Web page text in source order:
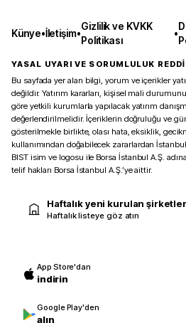
Künye•İletişim•
Gizlilik ve KVKK
Politikası
•
YASAL UYARI VE SORUMLULUK REDDİ
Bu sayfada yer alan bilgi, yorum ve içerikler
değildir. Yatırım kararları, kişisel mali
göre yetkili kurumlarla yapılacak yatırım
değerlendirilmelidir. İçeriklerin doğruluğu ve
gösterilmekle birlikte, olası hata, eksiklik,
kullanımından doğabilecek zararlardan
BIST isim ve logosu ile Borsa İstanbul A.Ş.
telif hakları Borsa İstanbul A.Ş.’ye aittir.
Haftalık yeni kurulan şirketler
Haftalık listeye göz atın
App Store'dan
indirin
Google Play'den
alın